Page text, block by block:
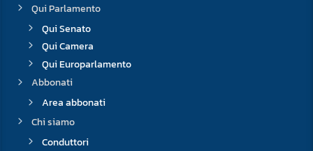
Qui Parlamento
Qui Senato
Qui Camera
Qui Europarlamento
Abbonati
Area abbonati
Chi siamo
Conduttori